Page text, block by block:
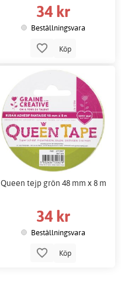
34 kr
Beställningsvara
Köp
Queen tejp grön 48 mm x 8 m
34 kr
Beställningsvara
Köp